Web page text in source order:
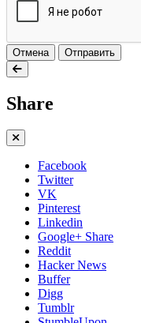
Отмена Отправить
Share
Facebook
Twitter
VK
Pinterest
Linkedin
Google+ Share
Reddit
Hacker News
Buffer
Digg
Tumblr